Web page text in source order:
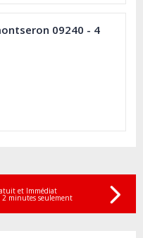
09240 - 4
et Immédiat
2 minutes seulement